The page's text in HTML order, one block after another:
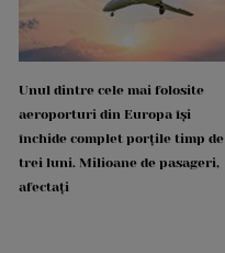
Unul dintre cele mai folosite
aeroporturi din Europa își
închide complet porțile timp de
trei luni. Milioane de pasageri,
afectați